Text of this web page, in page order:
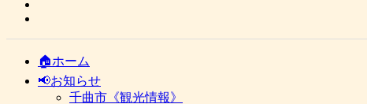
🏠ホーム
📢お知らせ
千曲市《観光情報》